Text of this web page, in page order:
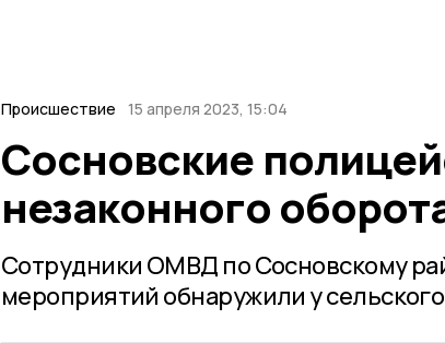
Происшествие 15 апреля 2023, 15:04
Сосновские
незаконного
Сотрудники ОМВД по Сосновскому
мероприятий обнаружили у